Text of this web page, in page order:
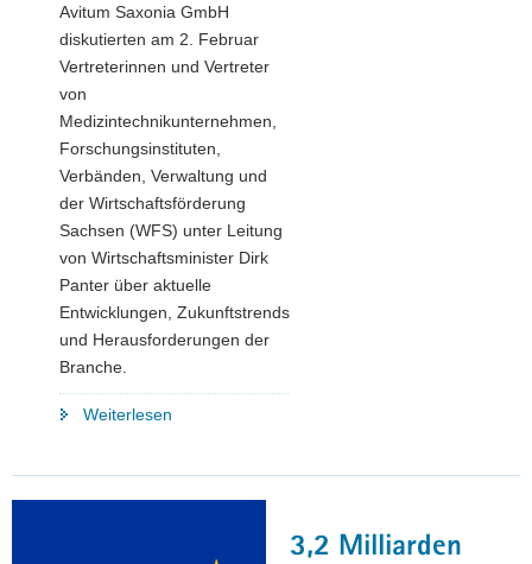
Avitum Saxonia GmbH
diskutierten am 2. Februar
Vertreterinnen und Vertreter
von
Medizintechnikunternehmen,
Forschungsinstituten,
Verbänden, Verwaltung und
der Wirtschaftsförderung
Sachsen (WFS) unter Leitung
von Wirtschaftsminister Dirk
Panter über aktuelle
Entwicklungen, Zukunftstrends
und Herausforderungen der
Branche.
Weiterlesen
3,2 Milliarden